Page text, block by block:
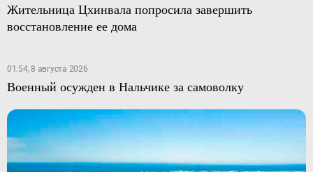
Жительница Цхинвала попросила завершить
восстановление ее дома
01:54, 8 августа 2026
Военный осужден в Нальчике за самоволку